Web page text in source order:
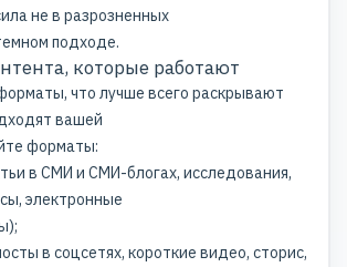
не в разрозненных
подходе.
которые работают
что лучше всего раскрывают
вашей
форматы:
в СМИ и СМИ-блогах, исследования,
электронные
в соцсетях, короткие видео, сторис,